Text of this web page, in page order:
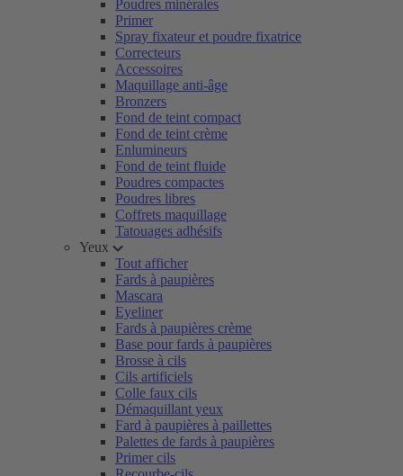
Poudres minérales
Primer
Spray fixateur et poudre fixatrice
Correcteurs
Accessoires
Maquillage anti-âge
Bronzers
Fond de teint compact
Fond de teint crème
Enlumineurs
Fond de teint fluide
Poudres compactes
Poudres libres
Coffrets maquillage
Tatouages adhésifs
Yeux
Tout afficher
Fards à paupières
Mascara
Eyeliner
Fards à paupières crème
Base pour fards à paupières
Brosse à cils
Cils artificiels
Colle faux cils
Démaquillant yeux
Fard à paupières à paillettes
Palettes de fards à paupières
Primer cils